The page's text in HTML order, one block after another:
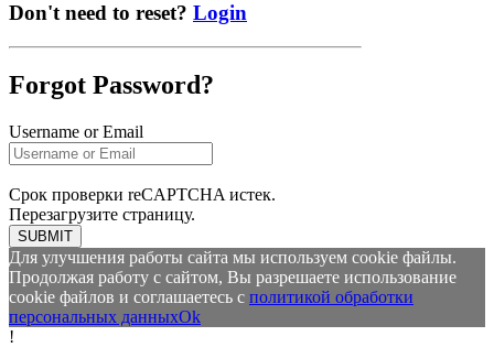
Don't need to reset? Login
Forgot Password?
Username or Email
Срок проверки reCAPTCHA истек.
Перезагрузите страницу.
SUBMIT
Для улучшения работы сайта мы используем cookie файлы.
Продолжая работу с сайтом, Вы разрешаете использование
cookie файлов и соглашаетесь с политикой обработки
персональных данныхOk
!